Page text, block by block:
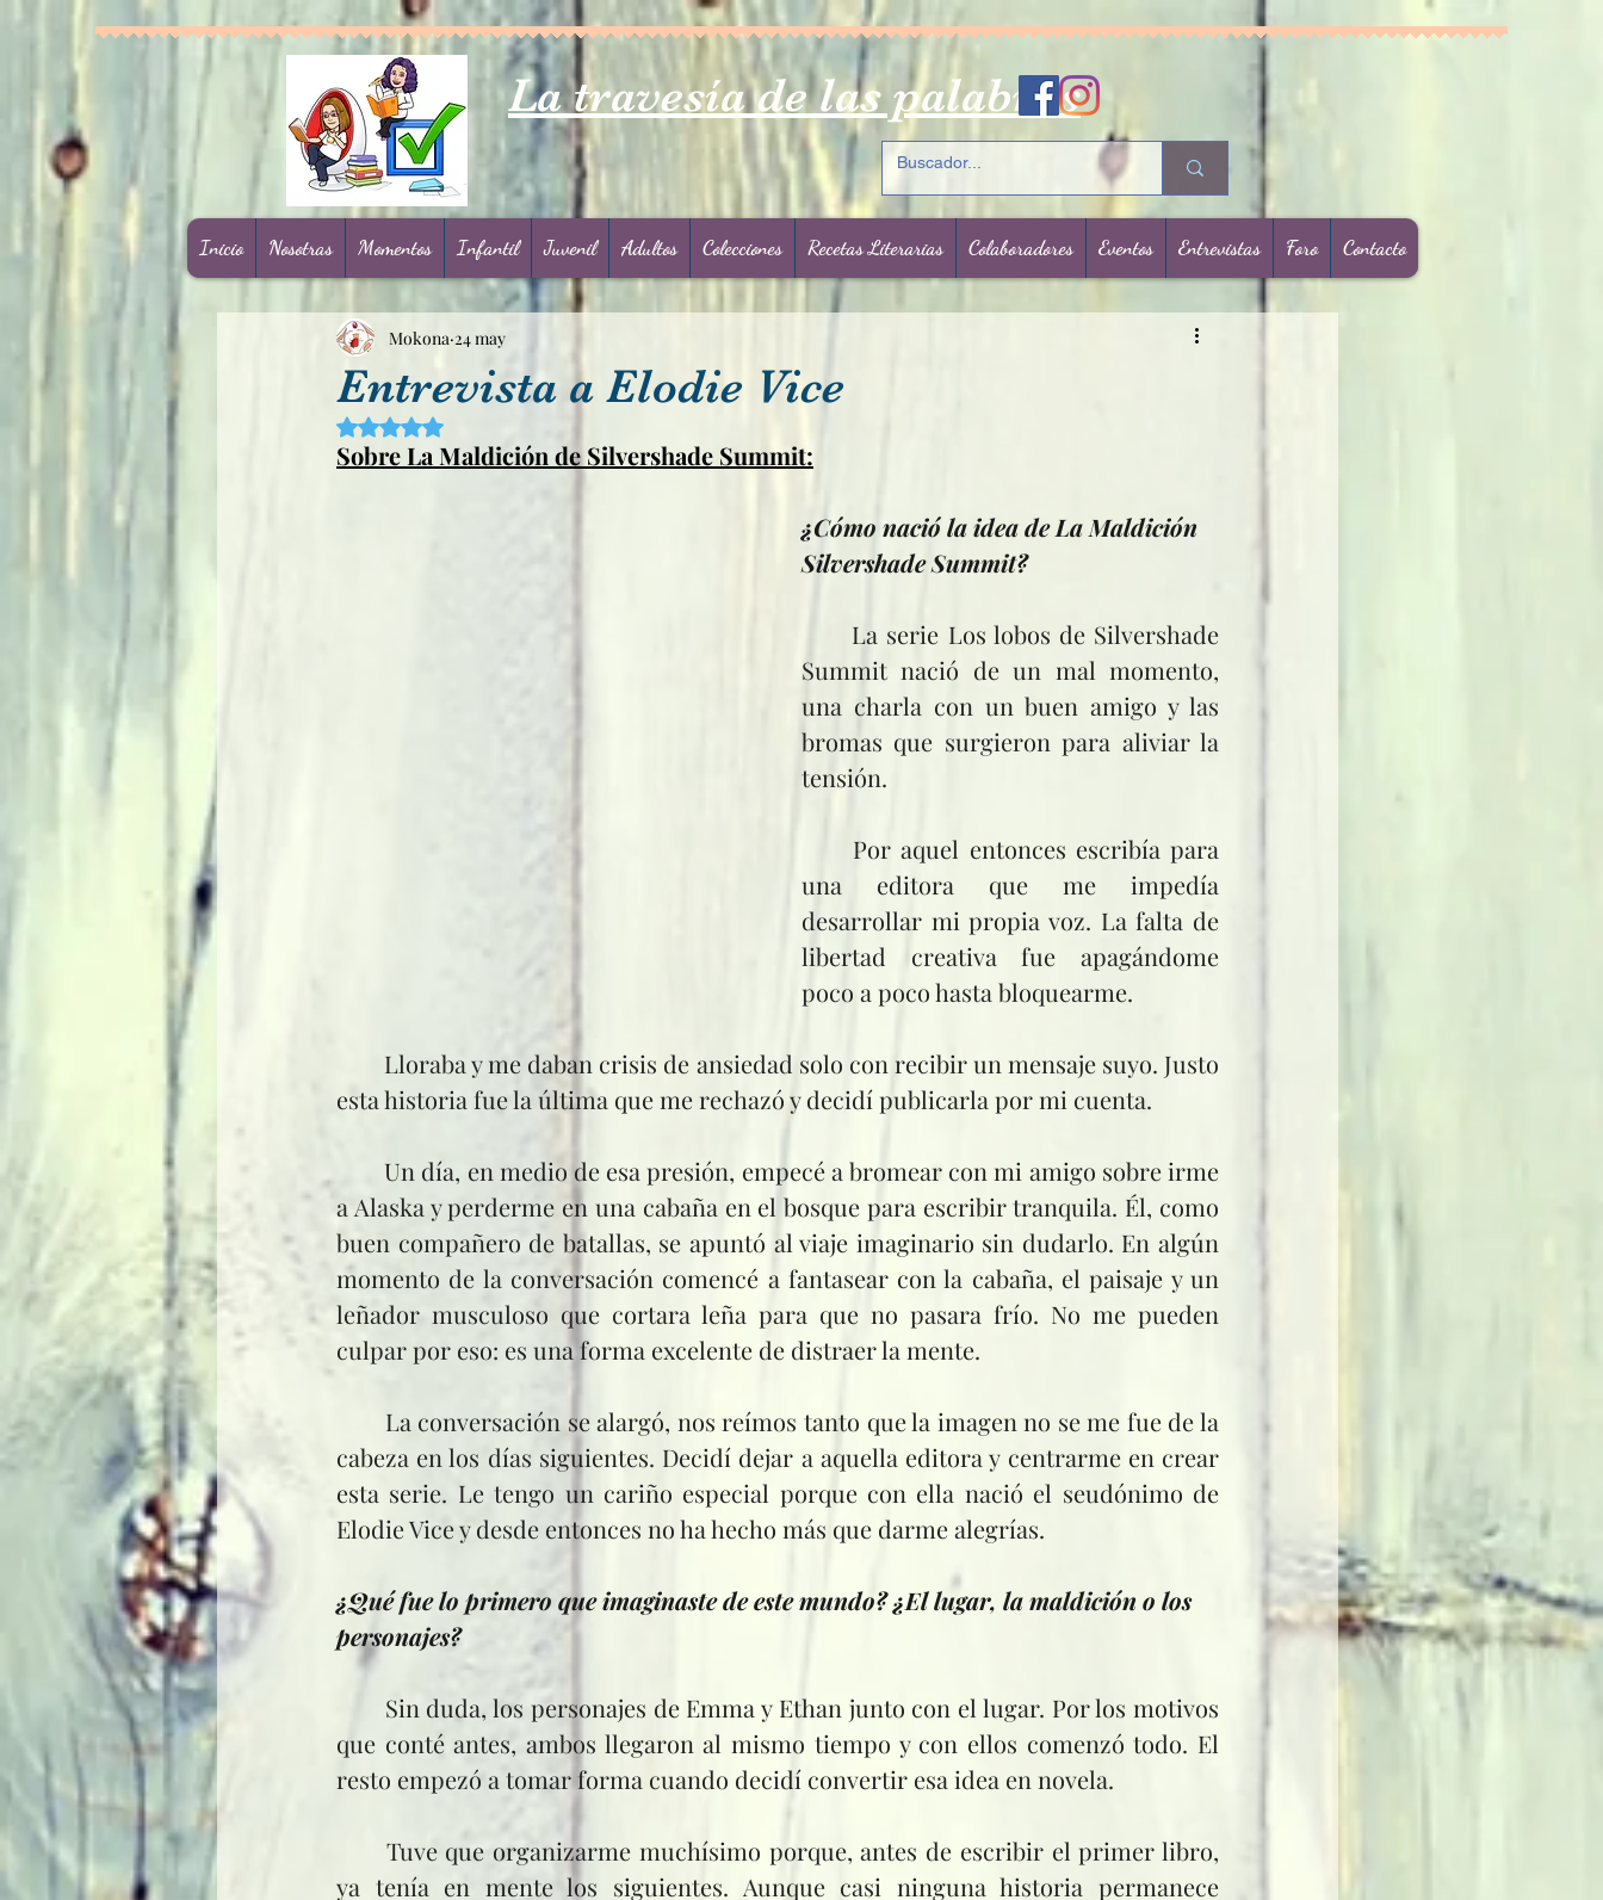
La travesía de las palabras
Inicio Nosotras Momentos Infantil Juvenil Adultos Colecciones Recetas Literarias Colaboradores Eventos Entrevistas Foro Contacto
Entrevista a Elodie Vice
Mokona 24 may
Obtuvo NaN de 5 estrellas.
Sobre La Maldición de Silvershade Summit:
¿Cómo nació la idea de La Maldición
Silvershade Summit?
Summit nació de un mal momento,
una charla con un buen amigo y las
bromas que surgieron para aliviar la
tensión.
una editora que me impedía
desarrollar mi propia voz. La falta de
libertad creativa fue apagándome
poco a poco hasta bloquearme.
esta historia fue la última que me rechazó y decidí publicarla por mi cuenta.
	Un día, en medio de esa presión, empecé a bromear con mi amigo sobre irme
a Alaska y perderme en una cabaña en el bosque para escribir tranquila. Él, como
buen compañero de batallas, se apuntó al viaje imaginario sin dudarlo. En algún
momento de la conversación comencé a fantasear con la cabaña, el paisaje y un
leñador musculoso que cortara leña para que no pasara frío. No me pueden
culpar por eso: es una forma excelente de distraer la mente.
cabeza en los días siguientes. Decidí dejar a aquella editora y centrarme en crear
esta serie. Le tengo un cariño especial porque con ella nació el seudónimo de
Elodie Vice y desde entonces no ha hecho más que darme alegrías.
¿Qué fue lo primero que imaginaste de este mundo? ¿El lugar, la maldición o los
personajes?
que conté antes, ambos llegaron al mismo tiempo y con ellos comenzó todo. El
resto empezó a tomar forma cuando decidí convertir esa idea en novela.
ya tenía en mente los siguientes. Aunque casi ninguna historia permanece